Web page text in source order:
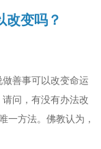
改变吗？
善事可以改变命运
问，有没有办法改
一方法。佛教认为，